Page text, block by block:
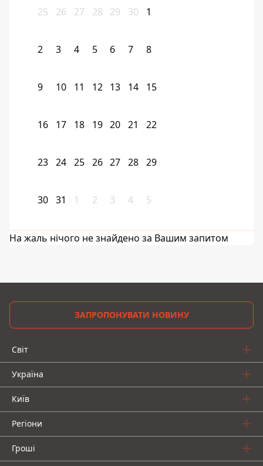
25 26 27 28 29 30 1
2 3 4 5 6 7 8
9 10 11 12 13 14 15
16 17 18 19 20 21 22
23 24 25 26 27 28 29
30 31 1 2 3 4 5
На жаль нічого не знайдено за Вашим запитом
ЗАПРОПОНУВАТИ НОВИНУ
Світ
Україна
Київ
Регіони
Гроші